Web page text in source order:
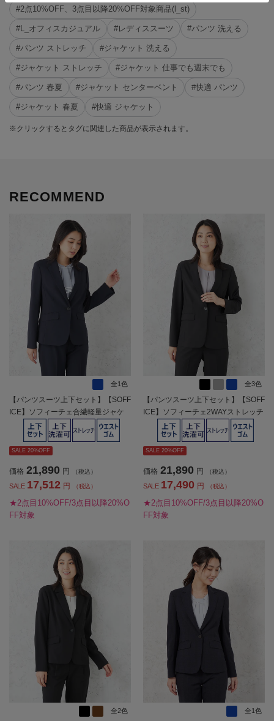
#2点10%OFF、3点目以降20%OFF対象商品(l_st)
#L_オフィスカジュアル #レディススーツ #パンツ 洗える
#パンツ ストレッチ #ジャケット 洗える
#ジャケット ストレッチ #ジャケット 仕事でも週末でも
#パンツ 春夏 #ジャケット センターベント #快適 パンツ
#ジャケット 春夏 #快適 ジャケット
※クリックするとタグに関連した商品が表示されます。
RECOMMEND
全1色
【パンツスーツ上下セット】【SOFF
ICE】ソフィーチェ合繊軽量ジャケ
ットパンツセットビジネス１つボタ
ン上下ウォッシャブルストレッチ軽
量春夏【レディース】
SALE 20%OFF
価格 21,890 円 （税込）
SALE 17,512 円 （税込）
★2点目10%OFF/3点目以降20%O
FF対象
全3色
【パンツスーツ上下セット】【SOFF
ICE】ソフィーチェ2WAYストレッチ
ジャケットパンツセットストレッチ
セットアップ春夏【レディース】
SALE 20%OFF
価格 21,890 円 （税込）
SALE 17,490 円 （税込）
★2点目10%OFF/3点目以降20%O
FF対象
全2色 全1色